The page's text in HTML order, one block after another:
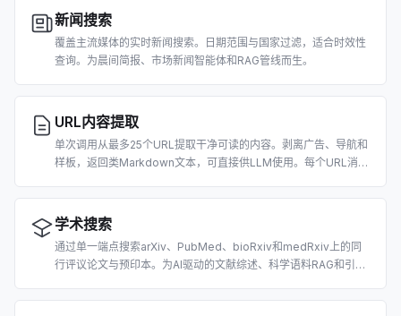
新闻搜索
覆盖主流媒体的实时新闻搜索。日期范围与国家过滤，适合时效性
查询。为晨间简报、市场新闻智能体和RAG管线而生。
URL内容提取
单次调用从最多25个URL提取干净可读的内容。剥离广告、导航和
样板，返回类Markdown文本，可直接供LLM使用。每个URL消耗
学术搜索
通过单一端点搜索arXiv、PubMed、bioRxiv和medRxiv上的同
行评议论文与预印本。为AI驱动的文献综述、科学语料RAG和引用